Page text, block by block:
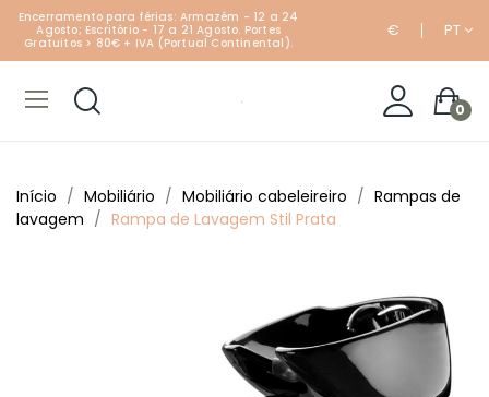
Encerramento para férias: Armazém - 12 a 24
Agosto; Escritório - 17 a 21 Agosto. Portes
Gratuitos > 80€ + IVA (Portual Continental).
€ PT
0
Início Mobiliário Mobiliário cabeleireiro
Rampas de
lavagem
Rampa de Lavagem Stil Prata